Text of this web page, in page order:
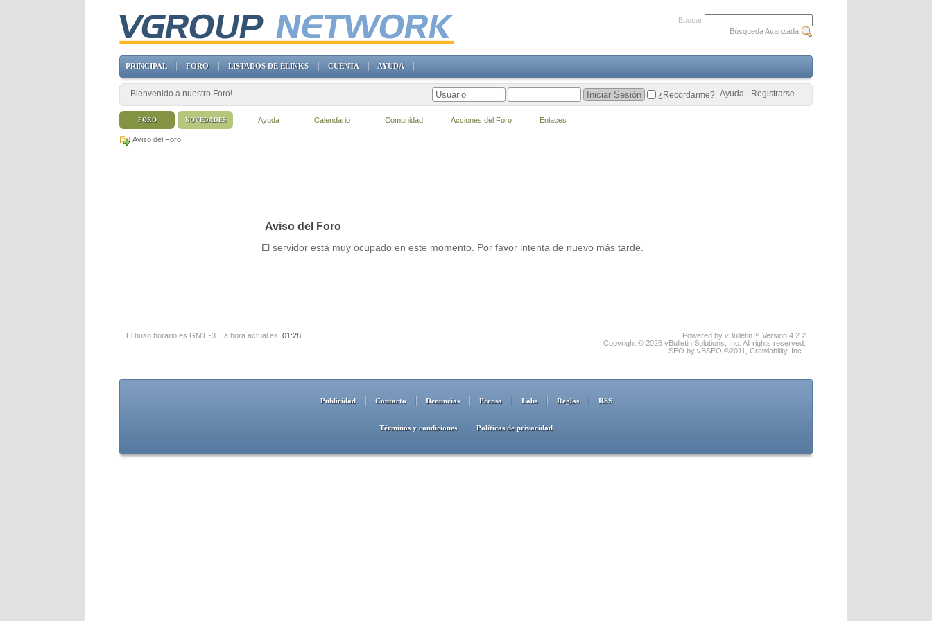
Aviso del Foro
Aviso del Foro
El servidor está muy ocupado en este momento. Por favor intenta de nuevo más tarde.
El huso horario es GMT -3. La hora actual es: 01:28
Powered by vBulletin™ Version 4.2.2
Copyright © 2026 vBulletin Solutions, Inc. All rights reserved.
SEO by vBSEO ©2011, Crawlability, Inc.
Publicidad Contacto Denuncias Prensa Labs Reglas RSS
Términos y condiciones Políticas de privacidad
Buscar
Búsqueda Avanzada
PRINCIPAL FORO LISTADOS DE ELINKS CUENTA AYUDA
Bienvenido a nuestro Foro! Registrarse
Ayuda
¿Recordarme?
FORO Ayuda Calendario Comunidad Acciones del Foro Enlaces
NOVEDADES